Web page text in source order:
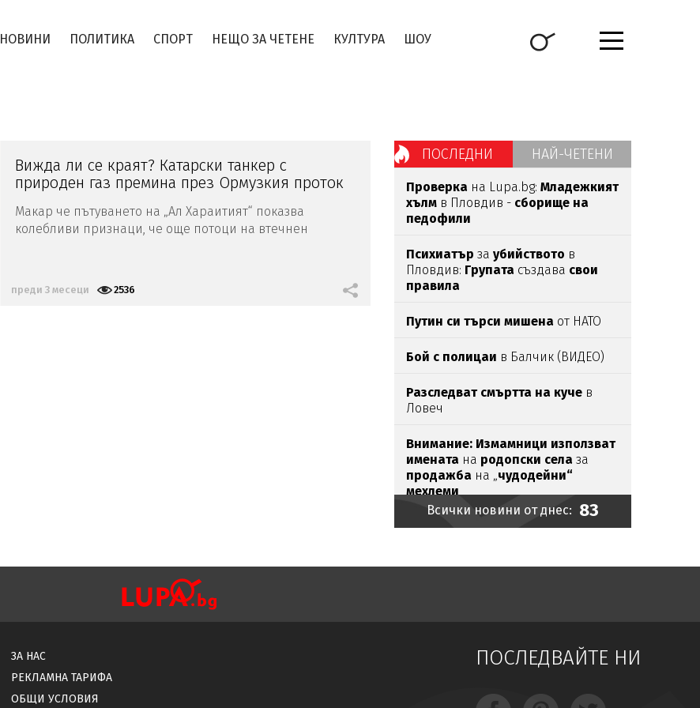
НОВИНИ ПОЛИТИКА СПОРТ НЕЩО ЗА ЧЕТЕНЕ КУЛТУРА ШОУ
Вижда ли се краят? Катарски танкер с
природен газ премина през Ормузкия проток
Макар че пътуването на „Ал Хараитият“ показва
колебливи признаци, че още потоци на втечнен
преди 3 месеци 2536
ПОСЛЕДНИ НАЙ-ЧЕТЕНИ
Проверка на Lupa.bg: Младежкият
хълм в Пловдив - сборище на
педофили
Психиатър за убийството в
Пловдив: Групата създава свои
правила
Путин си търси мишена от НАТО
Бой с полицаи в Балчик (ВИДЕО)
Разследват смъртта на куче в
Ловеч
Внимание: Измамници използват
имената на родопски села за
продажба на „чудодейни“
мехлеми
Най-много бира се пие в Добрич,
минути в седмицата
Морето ври от циганка,
връщат я
Всички новини от днес: 83
ЗА НАС
РЕКЛАМНА ТАРИФА
ОБЩИ УСЛОВИЯ
ПОСЛЕДВАЙТЕ НИ